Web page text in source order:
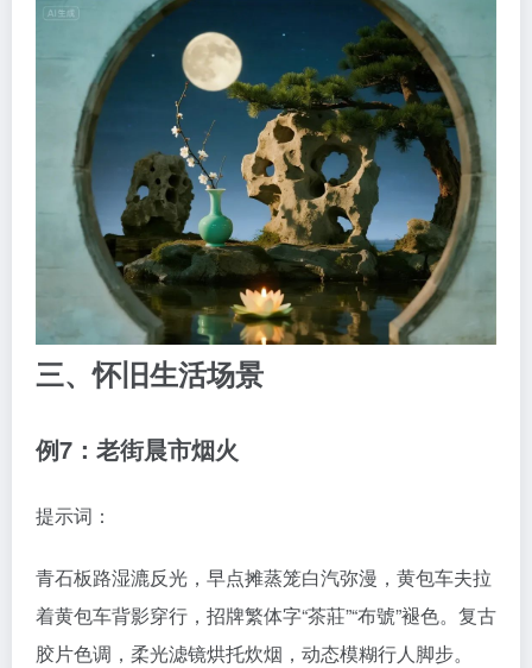
三、怀旧生活场景
例7：老街晨市烟火
提示词：
青石板路湿漉反光，早点摊蒸笼白汽弥漫，黄包车夫拉
着黄包车背影穿行，招牌繁体字“茶莊”“布號”褪色。复古
胶片色调，柔光滤镜烘托炊烟，动态模糊行人脚步。